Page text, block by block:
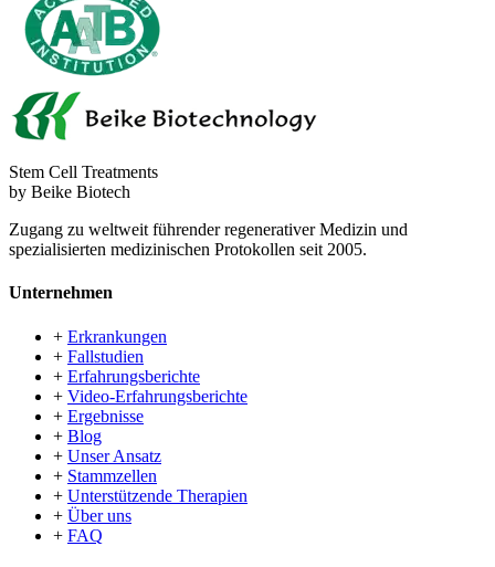
Stem Cell Treatments
by Beike Biotech
Zugang zu weltweit führender regenerativer Medizin und
spezialisierten medizinischen Protokollen seit 2005.
Unternehmen
+ Erkrankungen
+ Fallstudien
+ Erfahrungsberichte
+ Video-Erfahrungsberichte
+ Ergebnisse
+ Blog
+ Unser Ansatz
+ Stammzellen
+ Unterstützende Therapien
+ Über uns
+ FAQ